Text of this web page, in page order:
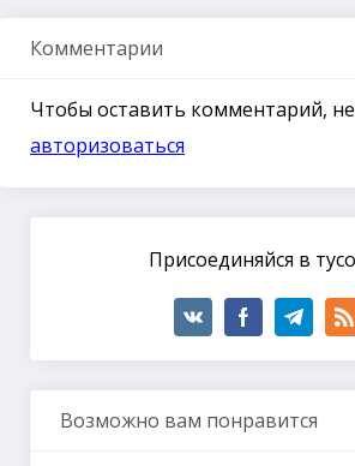
Комментарии
Чтобы оставить комментарий,
авторизоваться
Присоединяйся в
Возможно вам понравится